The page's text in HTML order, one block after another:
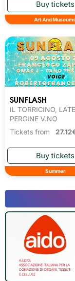
Art And
SUNFLASH
IL TORRICINO,
PERGINE V.NO
Tickets from
Summer